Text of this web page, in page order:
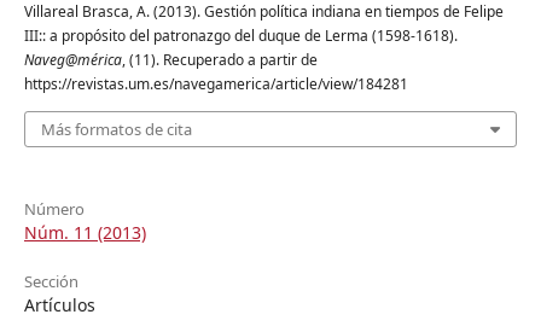
Villareal Brasca, A. (2013). Gestión política indiana en tiempos de Felipe
III:: a propósito del patronazgo del duque de Lerma (1598-1618).
Naveg@mérica, (11). Recuperado a partir de
https://revistas.um.es/navegamerica/article/view/184281
Más formatos de cita
Número
Núm. 11 (2013)
Sección
Artículos